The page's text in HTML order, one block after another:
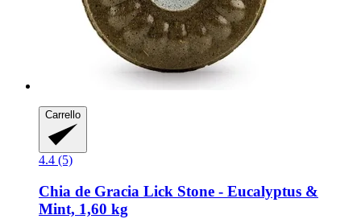
Carrello
4.4 (5)
Chia de Gracia Lick Stone -​ Eucalyptus &
Mint, 1,60 kg